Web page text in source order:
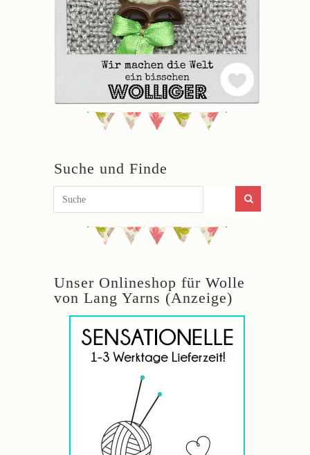
Suche und Finde
Unser Onlineshop für Wolle
von Lang Yarns (Anzeige)